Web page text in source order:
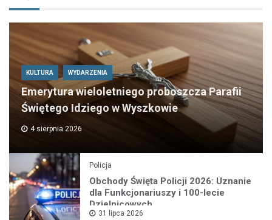
KULTURA WYDARZENIA
Emerytura wieloletniego proboszcza Parafii
Świętego Idziego w Wyszkowie
4 sierpnia 2026
Policja
Obchody Święta Policji 2026: Uznanie
dla Funkcjonariuszy i 100-lecie
Dzielnicowych
31 lipca 2026